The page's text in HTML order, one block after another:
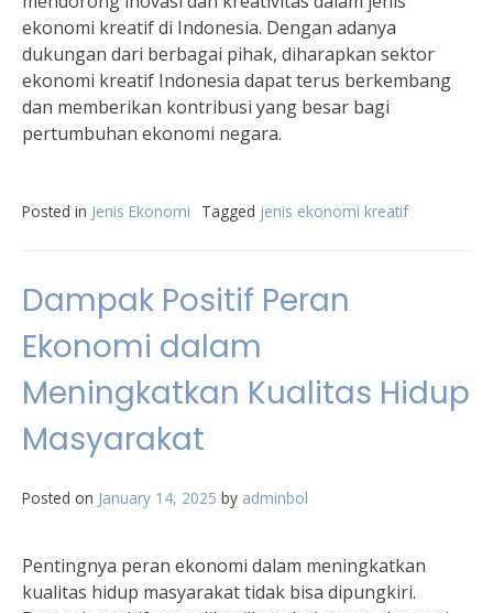
ekonomi kreatif di Indonesia. Dengan adanya
dukungan dari berbagai pihak, diharapkan sektor
ekonomi kreatif Indonesia dapat terus berkembang
dan memberikan kontribusi yang besar bagi
pertumbuhan ekonomi negara.
Posted in Jenis Ekonomi Tagged jenis ekonomi kreatif
Dampak Positif Peran
Ekonomi dalam
Meningkatkan Kualitas Hidup
Masyarakat
Posted on January 14, 2025 by adminbol
Pentingnya peran ekonomi dalam meningkatkan
kualitas hidup masyarakat tidak bisa dipungkiri.